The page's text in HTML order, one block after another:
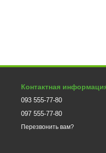
Контактная
093 555-77-80
097 555-77-80
Перезвонить вам?